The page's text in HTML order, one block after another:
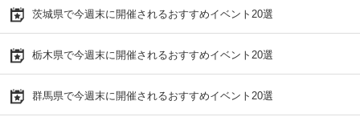
茨城県で今週末に開催されるおすすめイベント20選
栃木県で今週末に開催されるおすすめイベント20選
群馬県で今週末に開催されるおすすめイベント20選